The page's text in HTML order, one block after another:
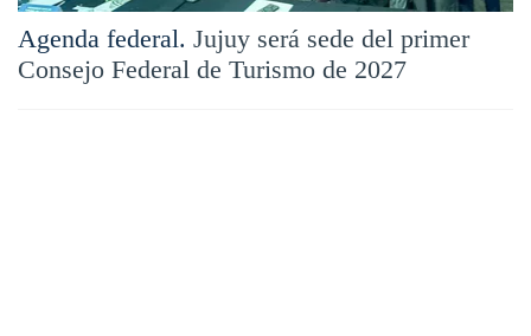
Agenda federal. Jujuy será sede del primer
Consejo Federal de Turismo de 2027